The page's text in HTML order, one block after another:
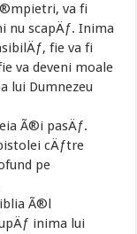
va fi
nu scapÄƒ. Inima
fie va fi
va deveni moale
lui Dumnezeu
Ã®i pasÄƒ.
cÄƒtre
pe
Ã®l
inima lui